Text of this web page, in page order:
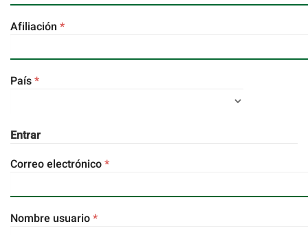
Afiliación *Obligatorio
País*Obligatorio
Entrar
Correo electrónico*Obligatorio
Nombre usuario*Obligatorio